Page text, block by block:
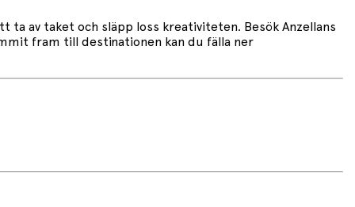
av taket och släpp loss kreativiteten. Besök Anzellans
fram till destinationen kan du fälla ner